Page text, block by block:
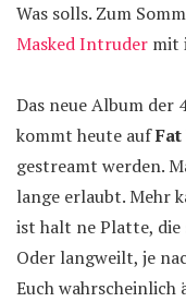
Was solls. Zum
Masked Intruder mit
Das neue Album der
kommt heute auf
gestreamt werden.
lange erlaubt. Mehr
ist halt ne Platte,
Oder langweilt, je
Euch wahrscheinlich